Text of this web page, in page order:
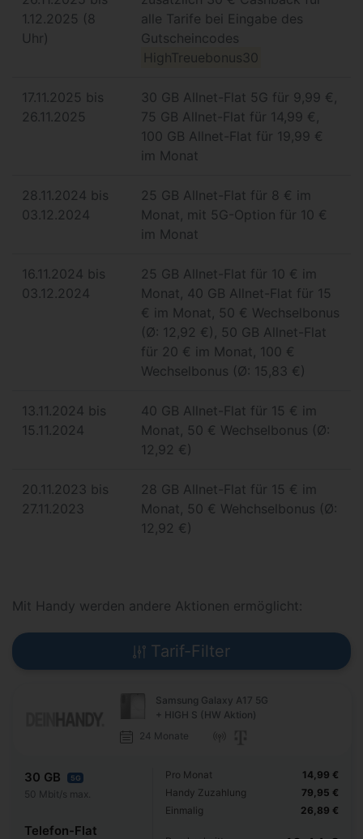
1.12.2025 (8
Uhr)
alle Tarife bei Eingabe des
Gutscheincodes
HighTreuebonus30
17.11.2025 bis
26.11.2025
30 GB Allnet-Flat 5G für 9,99 €,
75 GB Allnet-Flat für 14,99 €,
100 GB Allnet-Flat für 19,99 €
im Monat
28.11.2024 bis
03.12.2024
25 GB Allnet-Flat für 8 € im
Monat, mit 5G-Option für 10 €
im Monat
16.11.2024 bis
03.12.2024
25 GB Allnet-Flat für 10 € im
Monat, 40 GB Allnet-Flat für 15
€ im Monat, 50 € Wechselbonus
(Ø: 12,92 €), 50 GB Allnet-Flat
für 20 € im Monat, 100 €
Wechselbonus (Ø: 15,83 €)
13.11.2024 bis
15.11.2024
40 GB Allnet-Flat für 15 € im
Monat, 50 € Wechselbonus (Ø:
12,92 €)
20.11.2023 bis
27.11.2023
28 GB Allnet-Flat für 15 € im
Monat, 50 € Wehchselbonus (Ø:
12,92 €)
Mit Handy werden andere Aktionen ermöglicht:
Tarif-Filter
Samsung Galaxy A17 5G
+ HIGH S (HW Aktion)
24 Monate
30 GB 5G
50 Mbit/s max.
Telefon-Flat
Pro Monat
Handy Zuzahlung
Einmalig
14,99 €
79,95 €
26,89 €